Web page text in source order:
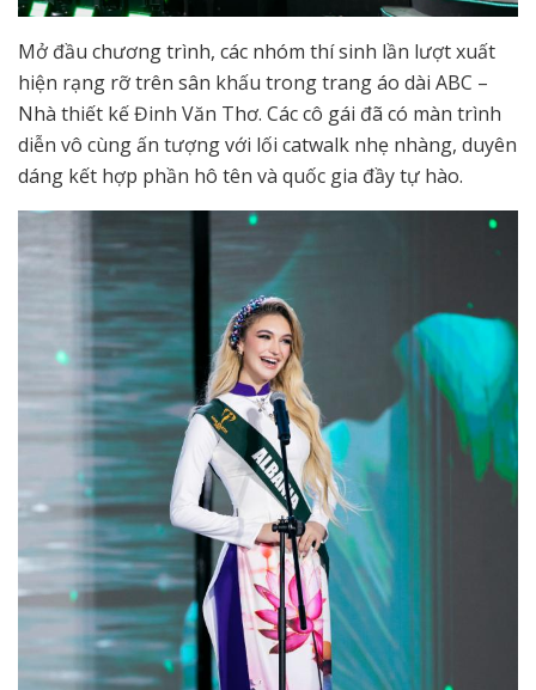
Mở đầu chương trình, các nhóm thí sinh lần lượt xuất
hiện rạng rỡ trên sân khấu trong trang áo dài ABC –
Nhà thiết kế Đinh Văn Thơ. Các cô gái đã có màn trình
diễn vô cùng ấn tượng với lối catwalk nhẹ nhàng, duyên
dáng kết hợp phần hô tên và quốc gia đầy tự hào.